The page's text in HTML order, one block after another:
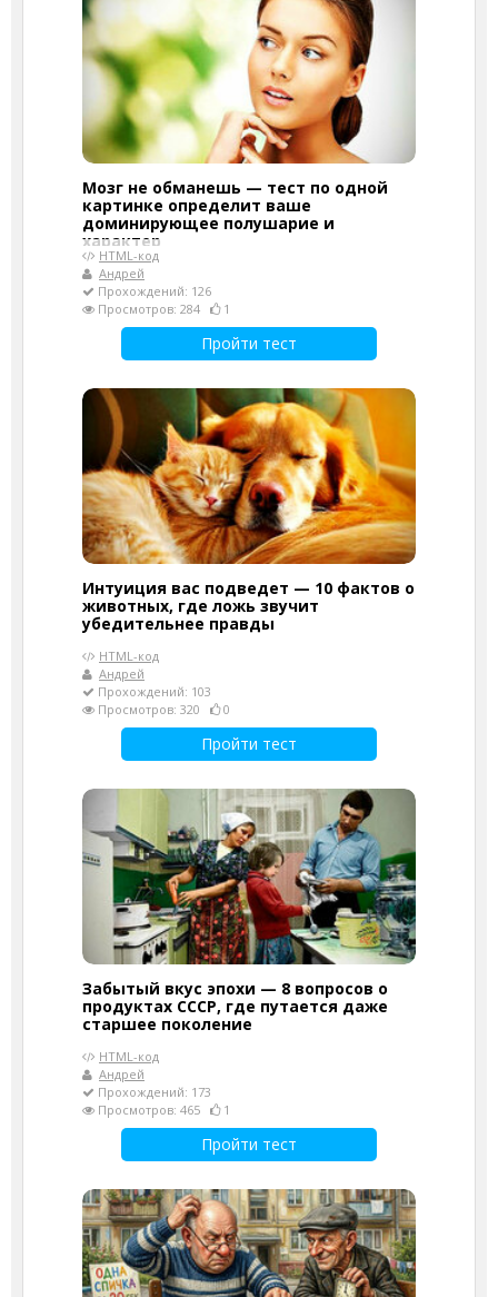
Мозг не обманешь — тест по одной
картинке определит ваше
доминирующее полушарие и
характер
HTML-код
Андрей
Прохождений: 126
Просмотров: 284
1
Пройти тест
Интуиция вас подведет — 10 фактов о
животных, где ложь звучит
убедительнее правды
HTML-код
Андрей
Прохождений: 103
Просмотров: 320
0
Пройти тест
Забытый вкус эпохи — 8 вопросов о
продуктах СССР, где путается даже
старшее поколение
HTML-код
Андрей
Прохождений: 173
Просмотров: 465
1
Пройти тест